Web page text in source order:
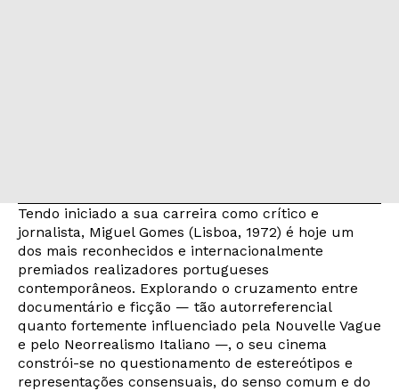
Tendo iniciado a sua carreira como crítico e
jornalista, Miguel Gomes (Lisboa, 1972) é hoje um
dos mais reconhecidos e internacionalmente
premiados realizadores portugueses
contemporâneos. Explorando o cruzamento entre
documentário e ficção — tão autorreferencial
quanto fortemente influenciado pela Nouvelle Vague
e pelo Neorrealismo Italiano —, o seu cinema
constrói-se no questionamento de estereótipos e
representações consensuais, do senso comum e do